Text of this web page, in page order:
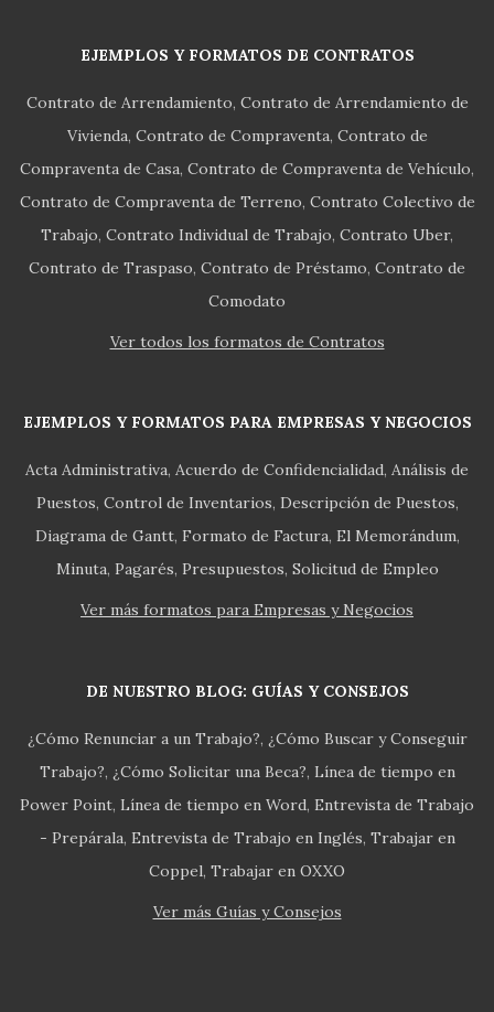
EJEMPLOS Y FORMATOS DE CONTRATOS
Contrato de Arrendamiento Contrato de Arrendamiento de
Vivienda Contrato de Compraventa Contrato de
Compraventa de Casa Contrato de Compraventa de Vehículo
Contrato de Compraventa de Terreno Contrato Colectivo de
Trabajo Contrato Individual de Trabajo Contrato Uber
Contrato de Traspaso Contrato de Préstamo Contrato de
Comodato
Ver todos los formatos de Contratos
EJEMPLOS Y FORMATOS PARA EMPRESAS Y NEGOCIOS
Acta Administrativa Acuerdo de Confidencialidad Análisis de
Puestos Control de Inventarios Descripción de Puestos
Diagrama de Gantt Formato de Factura El Memorándum
Minuta Pagarés Presupuestos Solicitud de Empleo
Ver más formatos para Empresas y Negocios
DE NUESTRO BLOG: GUÍAS Y CONSEJOS
¿Cómo Renunciar a un Trabajo? ¿Cómo Buscar y Conseguir
Trabajo? ¿Cómo Solicitar una Beca? Línea de tiempo en
Power Point Línea de tiempo en Word Entrevista de Trabajo
- Prepárala Entrevista de Trabajo en Inglés Trabajar en
Coppel Trabajar en OXXO
Ver más Guías y Consejos